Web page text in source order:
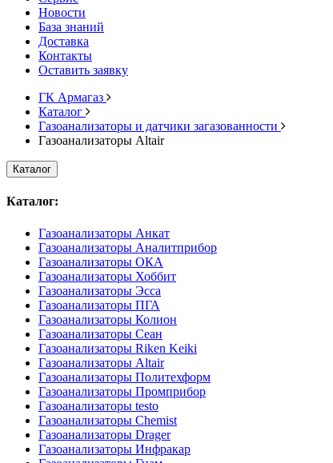
Новости
База знаний
Доставка
Контакты
Оставить заявку
ГК Армагаз
Каталог
Газоанализаторы и датчики загазованности
Газоанализаторы Altair
Каталог
Каталог:
Газоанализаторы Анкат
Газоанализаторы Аналитприбор
Газоанализаторы ОКА
Газоанализаторы Хоббит
Газоанализаторы Эсса
Газоанализаторы ПГА
Газоанализаторы Колион
Газоанализаторы Сеан
Газоанализаторы Riken Keiki
Газоанализаторы Altair
Газоанализаторы Политехформ
Газоанализаторы Промприбор
Газоанализаторы testo
Газоанализаторы Chemist
Газоанализаторы Drager
Газоанализаторы Инфракар